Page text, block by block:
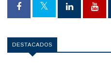
DESTACADOS